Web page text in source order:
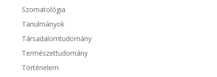
Szomatológia
Tanulmányok
Társadalomtudomány
Természettudomány
Történelem